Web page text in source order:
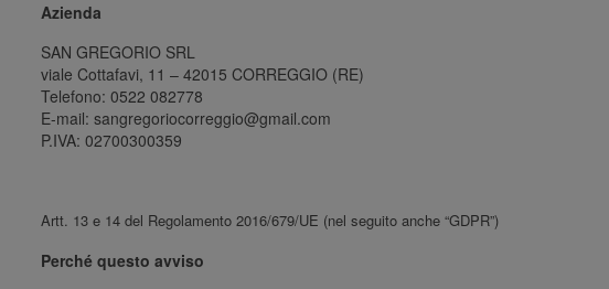
Azienda
SAN GREGORIO SRL
viale Cottafavi, 11 – 42015 CORREGGIO (RE)
Telefono: 0522 082778
E-mail: sangregoriocorreggio@gmail.com
P.IVA: 02700300359
Artt. 13 e 14 del Regolamento 2016/679/UE (nel seguito anche “GDPR”)
Perché questo avviso